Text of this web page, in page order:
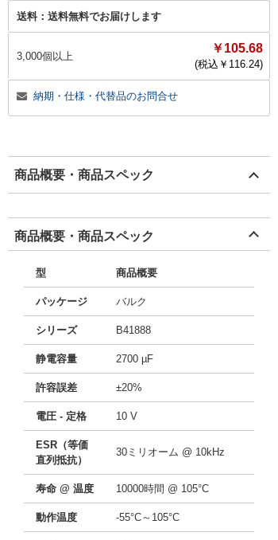
送料： 送料無料でお届けします
3,000個以上
￥105.68
(税込￥ 116.24)
納期・仕様・代替品のお問合せ
商品概要・商品スペック
商品概要・商品スペック
型 商品概要
パッケージ バルク
シリーズ B41888
静電容量 2700 µF
許容誤差 ±20%
電圧 - 定格 10 V
ESR（等価
直列抵抗）
30ミリオーム @ 10kHz
寿命 @ 温度 10000時間 @ 105°C
動作温度 -55°C～105°C